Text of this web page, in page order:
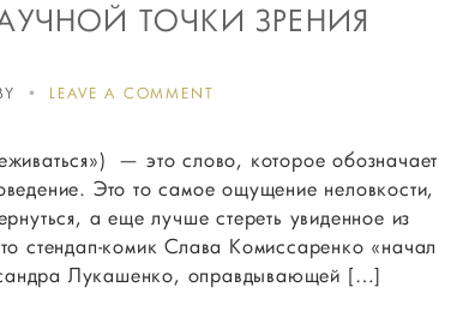
ТОЧКИ ЗРЕНИЯ
LEAVE A COMMENT
ЭТО
С
НАУЧНОЙ
ТОЧКИ
ТЕЛЕКАНАЛ
— это слово, которое обозначает
Это то самое ощущение неловкости,
а еще лучше стереть увиденное из
стендап-комик Слава Комиссаренко «начал
Лукашенко, оправдывающей […]